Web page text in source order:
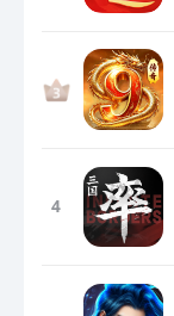
4